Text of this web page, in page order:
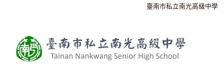
臺南市私立南光高級中學